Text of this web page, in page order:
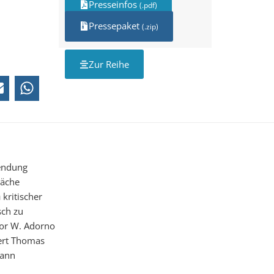
Presseinfos (.pdf)
Pressepaket (.zip)
Zur Reihe
kritischer
zu
W. Adorno
Thomas